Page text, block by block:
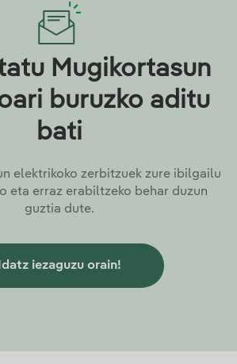
Mugikortasun
buruzko aditu
bati
elektrikoko zerbitzuek zure ibilgailu
eta erraz erabiltzeko behar duzun
guztia dute.
iezaguzu orain!